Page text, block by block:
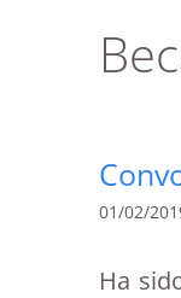
01/02/
Ha